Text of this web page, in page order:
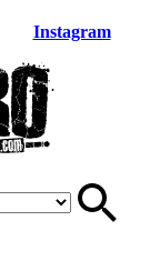
Instagram